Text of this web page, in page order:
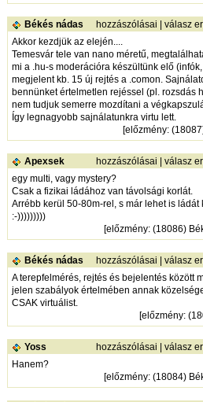
Békés nádas hozzászólásai válasz
Akkor kezdjük az elején....
Temesvár tele van nano méretű,
mi a .hu-s moderációra készültünk elő
megjelent kb. 15 új rejtés a .comon.
bennünket értelmetlen rejéssel (pl. rozsdás
nem tudjuk semerre mozdítani a
Így legnagyobb sajnálatunkra virtu lett.
[előzmény:
Apexsek hozzászólásai válasz
egy multi, vagy mystery?
Csak a fizikai ládához van távolsági korlát.
Arrébb kerül 50-80m-rel, s már lehet is ládát
:-)))))))))
[előzmény: (18086)
Békés nádas hozzászólásai válasz
A terepfelmérés, rejtés és bejelentés között
jelen szabályok értelmében annak
CSAK virtuálist.
[előzmény:
Yoss hozzászólásai válasz
Hanem?
[előzmény: (18084)